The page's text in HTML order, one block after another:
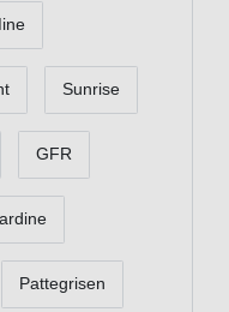
Sunrise
GFR
Pattegrisen